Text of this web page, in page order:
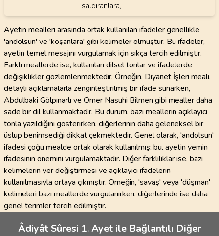
saldıranlara,
Ayetin mealleri arasında ortak kullanılan ifadeler genellikle
'andolsun' ve 'koşanlara' gibi kelimeler olmuştur. Bu ifadeler,
ayetin temel mesajını vurgulamak için sıkça tercih edilmiştir.
Farklı meallerde ise, kullanılan dilsel tonlar ve ifadelerde
değişiklikler gözlemlenmektedir. Örneğin, Diyanet İşleri meali,
detaylı açıklamalarla zenginleştirilmiş bir ifade sunarken,
Abdulbaki Gölpınarlı ve Ömer Nasuhi Bilmen gibi mealler daha
sade bir dil kullanmaktadır. Bu durum, bazı meallerin açıklayıcı
tonla yazıldığını gösterirken, diğerlerinin daha geleneksel bir
üslup benimsediği dikkat çekmektedir. Genel olarak, 'andolsun'
ifadesi çoğu mealde ortak olarak kullanılmış; bu, ayetin yemin
ifadesinin önemini vurgulamaktadır. Diğer farklılıklar ise, bazı
kelimelerin yer değiştirmesi ve açıklayıcı ifadelerin
kullanılmasıyla ortaya çıkmıştır. Örneğin, 'savaş' veya 'düşman'
kelimeleri bazı meallerde vurgulanırken, diğerlerinde ise daha
genel terimler tercih edilmiştir.
Âdiyât Sûresi 1. Ayet ile Bağlantılı Diğer